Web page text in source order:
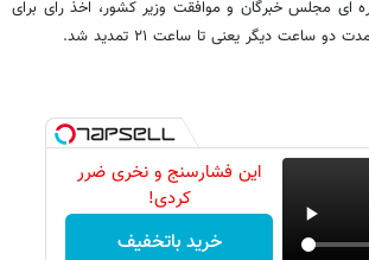
ای مجلس خبرگان و موافقت وزیر کشور، اخذ رای برای
ساعت دیگر یعنی تا ساعت ۲۱ تمدید شد.
این فشارسنج و نخری ضرر
کردی!
خرید باتخفیف